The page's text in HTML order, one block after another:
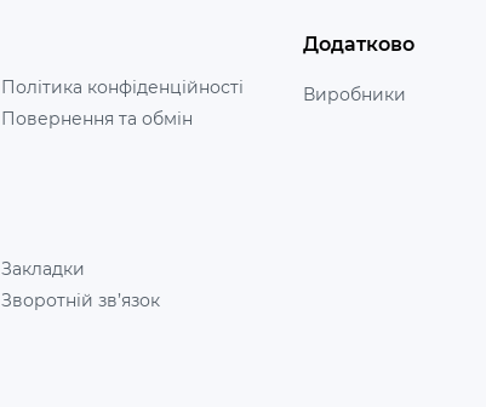
Політика конфіденційності
Повернення та обмін
Додатково
Виробники
Закладки
Зворотній зв’язок